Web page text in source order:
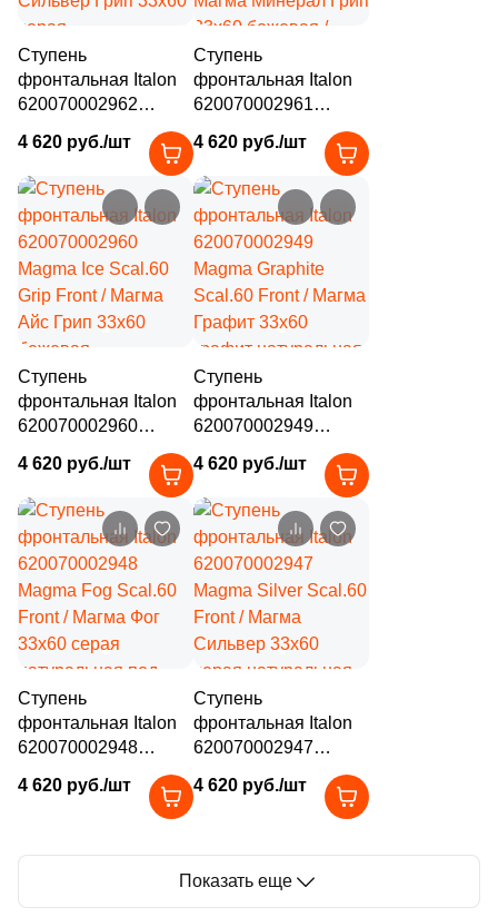
24x41.6 (4)
24.5x25.5 (
24.5x24.5 (1)
24.5x28.5 (1)
24x30 (2)
24.5x28 (
25.6х29.5 (7)
25.3x29.2 (1)
25x30 (
25.4x31 (2)
25.5x31.3 ( 1)
25х29 (3)
25.9x25.9 (29)
25.9x29.8 (
25.5x29.8 (2)
25.6x29.5 (3)
Ступень
фронтальная Italon
620070002962
Magma Silver Scal.60
Grip Front / Магма
Сильвер Грип 33x60
серая
структурированная
под камень
4 620 руб./шт
Ступень
фронтальная Italon
620070002961
Scal.60 Grip Front /
Магма Минерал Грип
33x60 бежевая /
серая
структурированная
под камень
4 620 руб./шт
Ступень
фронтальная Italon
620070002960
Magma Ice Scal.60
Grip Front / Магма
Айс Грип 33x60
бежевая
структурированная
под камень
4 620 руб./шт
Ступень
фронтальная Italon
620070002949
Scal.60 Front / Магма
Графит 33x60
графит натуральная
под камень
4 620 руб./шт
Ступень
фронтальная Italon
620070002948
Magma Fog Scal.60
Front / Магма Фог
4 620 руб./шт
Ступень
фронтальная Italon
620070002947
Magma Silver Scal.60
Front / Магма
4 620 руб./шт
Показать еще